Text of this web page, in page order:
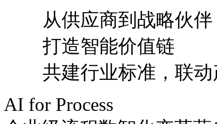
从供应商到战略伙伴
打造智能价值链
共建行业标准，联
AI for Process